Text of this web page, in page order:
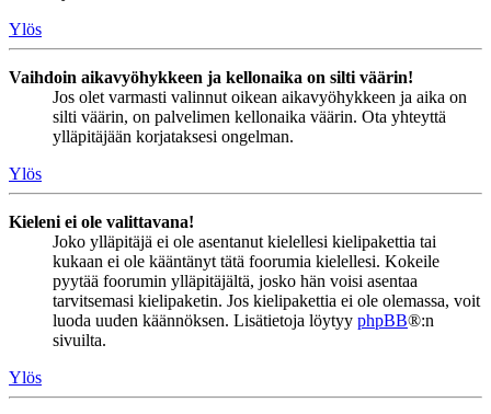
Ylös
Vaihdoin aikavyöhykkeen ja kellonaika on silti väärin!
Jos olet varmasti valinnut oikean aikavyöhykkeen ja aika on
silti väärin, on palvelimen kellonaika väärin. Ota yhteyttä
ylläpitäjään korjataksesi ongelman.
Ylös
Kieleni ei ole valittavana!
Joko ylläpitäjä ei ole asentanut kielellesi kielipakettia tai
kukaan ei ole kääntänyt tätä foorumia kielellesi. Kokeile
pyytää foorumin ylläpitäjältä, josko hän voisi asentaa
tarvitsemasi kielipaketin. Jos kielipakettia ei ole olemassa, voit
luoda uuden käännöksen. Lisätietoja löytyy phpBB®:n
sivuilta.
Ylös